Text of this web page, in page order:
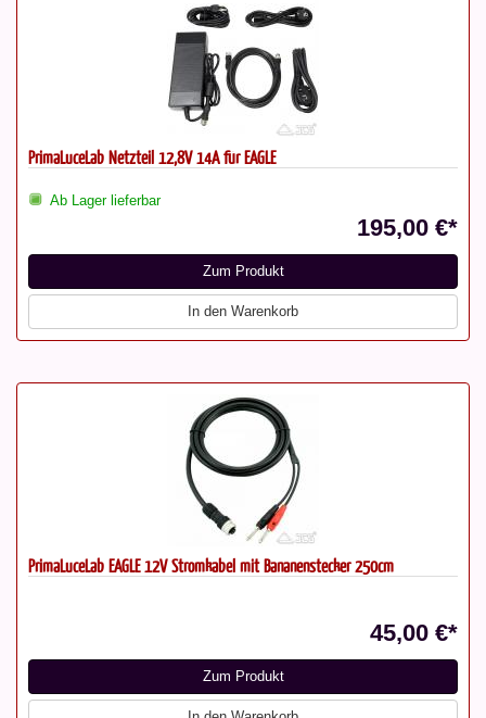
PrimaLuceLab Netzteil 12,8V 14A für EAGLE
Ab Lager lieferbar
195,00 €*
Zum Produkt
In den Warenkorb
PrimaLuceLab EAGLE 12V Stromkabel mit Bananenstecker 250cm
45,00 €*
Zum Produkt